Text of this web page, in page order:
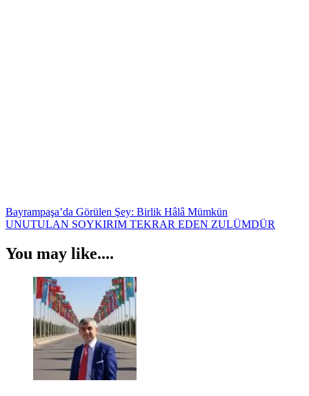
Yazı
gezinmesi
Bayrampaşa’da Görülen Şey: Birlik Hâlâ Mümkün
UNUTULAN SOYKIRIM TEKRAR EDEN ZULÜMDÜR
You may like....